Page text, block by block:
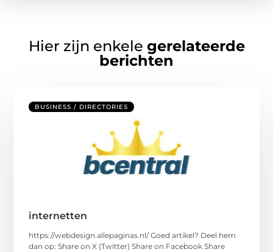
Hier zijn enkele gerelateerde
berichten
BUSINESS / DIRECTORIES
internetten
https://webdesign.allepaginas.nl/ Goed artikel? Deel hem
dan op: Share on X (Twitter) Share on Facebook Share